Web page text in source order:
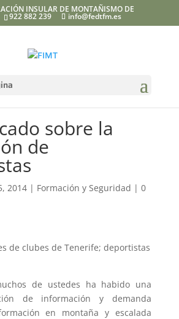
INSULAR DE MONTAÑISMO DE
922 882 239 info@fedtfm.es
sobre la
de
2014| Formación y Seguridad | 0
de clubes de Tenerife; deportistas
de ustedes ha habido una
de información y demanda
en montaña y escalada